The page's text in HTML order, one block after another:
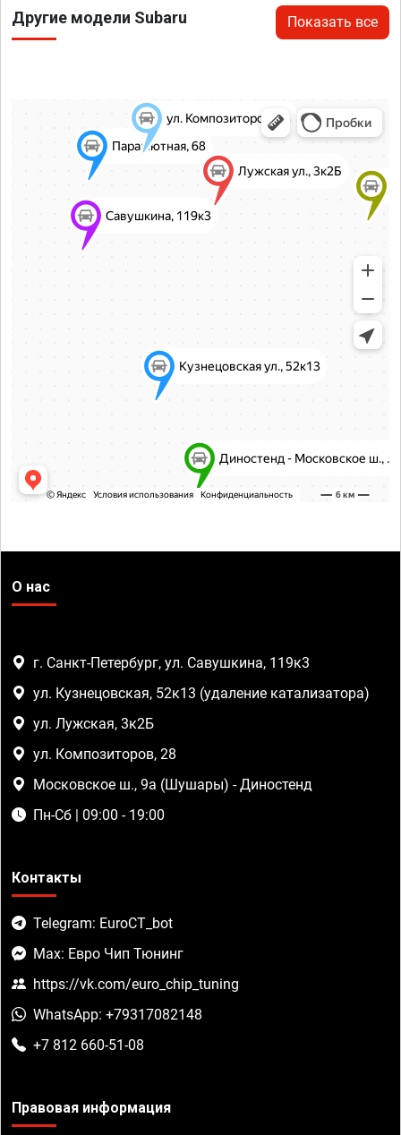
Другие модели Subaru Показать все
О нас
г. Санкт-Петербург, ул. Савушкина, 119к3
ул. Кузнецовская, 52к13 (удаление катализатора)
ул. Лужская, 3к2Б
ул. Композиторов, 28
Московское ш., 9а (Шушары) - Диностенд
Пн-Сб | 09:00 - 19:00
Контакты
Telegram: EuroCT_bot
Max: Евро Чип Тюнинг
https://vk.com/euro_chip_tuning
WhatsApp: +79317082148
+7 812 660-51-08
Правовая информация